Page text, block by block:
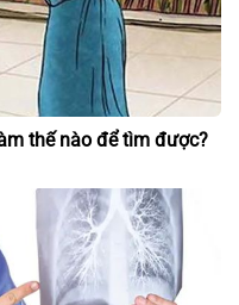
thế nào để tìm được?